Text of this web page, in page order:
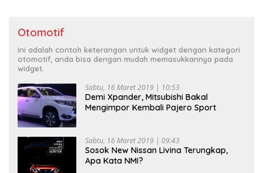
Otomotif
Ini adalah contoh keterangan untuk widget dengan kategori
otomotif, anda bisa dengan mudah memasukkannya pada
widget.
Sabtu, 16 Maret 2019 | 10:53
Demi Xpander, Mitsubishi Bakal
Mengimpor Kembali Pajero Sport
Sabtu, 16 Maret 2019 | 09:43
Sosok New Nissan Livina Terungkap,
Apa Kata NMI?